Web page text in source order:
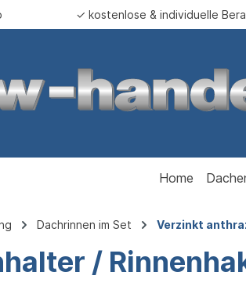
springen
✓ kostenlose & individuelle
Home
Dachrinnen im Set Verzinkt
/